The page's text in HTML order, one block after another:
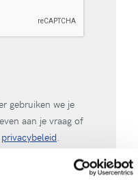
gebruiken we je
aan je vraag of
privacybeleid.